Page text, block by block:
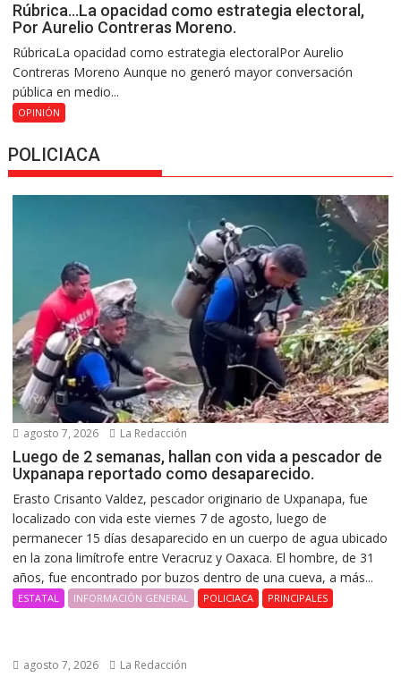
Rúbrica…La opacidad como estrategia electoral,
Por Aurelio Contreras Moreno.
RúbricaLa opacidad como estrategia electoralPor Aurelio
Contreras Moreno Aunque no generó mayor conversación
pública en medio...
OPINIÓN
POLICIACA
agosto 7, 2026 La Redacción
Luego de 2 semanas, hallan con vida a pescador de
Uxpanapa reportado como desaparecido.
Erasto Crisanto Valdez, pescador originario de Uxpanapa, fue
localizado con vida este viernes 7 de agosto, luego de
permanecer 15 días desaparecido en un cuerpo de agua ubicado
en la zona limítrofe entre Veracruz y Oaxaca. El hombre, de 31
años, fue encontrado por buzos dentro de una cueva, a más...
ESTATAL INFORMACIÓN GENERAL POLICIACA PRINCIPALES
agosto 7, 2026 La Redacción